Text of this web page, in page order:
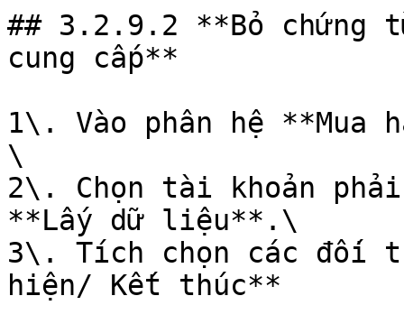
## 3.2.9.2 **Bỏ chứng
cung cấp**
1\. Vào phân hệ
\
2\. Chọn tài khoản
**Lấy dữ liệu**.\
3\. Tích chọn các đối
hiện/ Kết thúc**